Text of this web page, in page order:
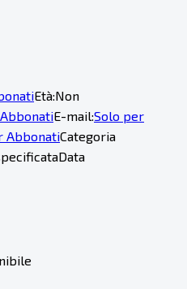
Età:Non
E-mail:Solo per
AbbonatiCategoria
Data